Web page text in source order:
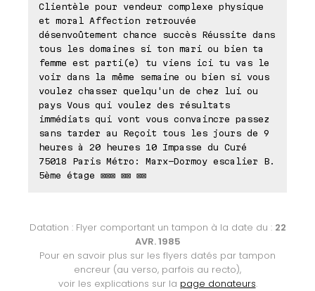
Clientèle pour vendeur complexe physique
et moral Affection retrouvée
désenvoûtement chance succès Réussite dans
tous les domaines si ton mari ou bien ta
femme est parti(e) tu viens ici tu vas le
voir dans la même semaine ou bien si vous
voulez chasser quelqu'un de chez lui ou
pays Vous qui voulez des résultats
immédiats qui vont vous convaincre passez
sans tarder au Reçoit tous les jours de 9
heures à 20 heures 10 Impasse du Curé
75018 Paris Métro: Marx-Dormoy escalier B.
5ème étage ⊠⊠⊠ ⊠⊠ ⊠⊠
Datation : Flyer comportant un tampon à la date du : 22
AVR. 1985
Pour en savoir plus sur les flyers datés par tampon
encreur (au verso, parfois au recto),
voir les explications sur la page donateurs.